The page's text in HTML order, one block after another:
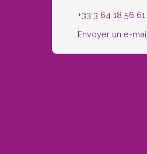
+33 3 64 18 56 61
Envoyer un e-mail